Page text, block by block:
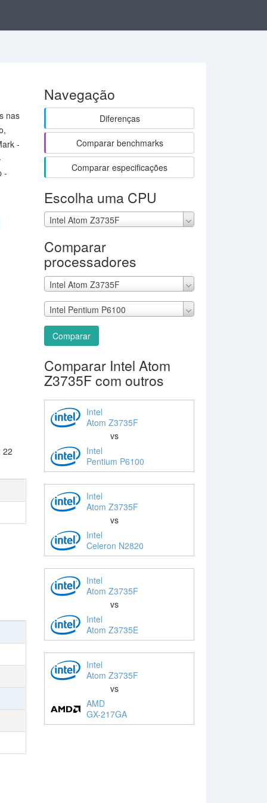
nas
-
-
22
Navegação
Diferenças
Comparar benchmarks
Comparar especificações
Escolha uma CPU
Intel Atom Z3735F
Comparar
processadores
Intel Atom Z3735F
Intel Pentium P6100
Comparar
Comparar Intel Atom
Z3735F com outros
Intel
Atom Z3735F
vs
Intel
Pentium P6100
Intel
Atom Z3735F
vs
Intel
Celeron N2820
Intel
Atom Z3735F
vs
Intel
Atom Z3735E
Intel
Atom Z3735F
vs
AMD
GX-217GA